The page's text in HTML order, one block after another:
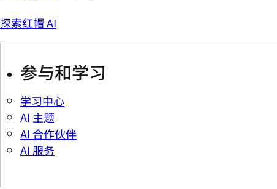
探索红帽 AI
参与和学习
学习中心
AI 主题
AI 合作伙伴
AI 服务